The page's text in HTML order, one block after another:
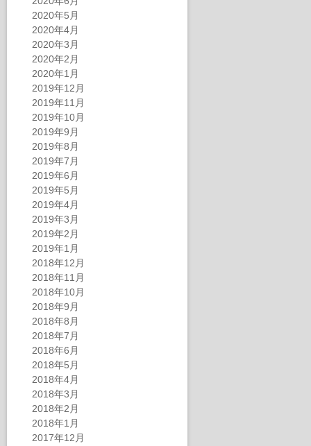
2020年5月
2020年4月
2020年3月
2020年2月
2020年1月
2019年12月
2019年11月
2019年10月
2019年9月
2019年8月
2019年7月
2019年6月
2019年5月
2019年4月
2019年3月
2019年2月
2019年1月
2018年12月
2018年11月
2018年10月
2018年9月
2018年8月
2018年7月
2018年6月
2018年5月
2018年4月
2018年3月
2018年2月
2018年1月
2017年12月